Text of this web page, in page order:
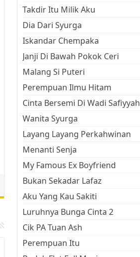
Takdir Itu Milik Aku
Dia Dari Syurga
Iskandar Chempaka
Janji Di Bawah Pokok Ceri
Malang Si Puteri
Perempuan Ilmu Hitam
Cinta Bersemi Di Wadi Safiyyah
Wanita Syurga
Layang Layang Perkahwinan
Menanti Senja
My Famous Ex Boyfriend
Bukan Sekadar Lafaz
Aku Yang Kau Sakiti
Luruhnya Bunga Cinta 2
Cik PA Tuan Ash
Perempuan Itu